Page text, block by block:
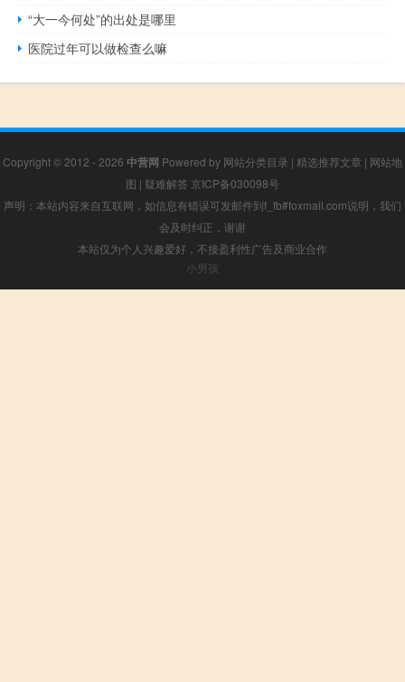
“大一今何处”的出处是哪里
医院过年可以做检查么嘛
Copyright © 2012 - 2026 中营网 Powered by 网站分类目录 | 精选推荐文章 | 网站地
图 | 疑难解答 京ICP备030098号
声明：本站内容来自互联网，如信息有错误可发邮件到f_fb#foxmail.com说明，我们
会及时纠正，谢谢
本站仅为个人兴趣爱好，不接盈利性广告及商业合作
小男孩